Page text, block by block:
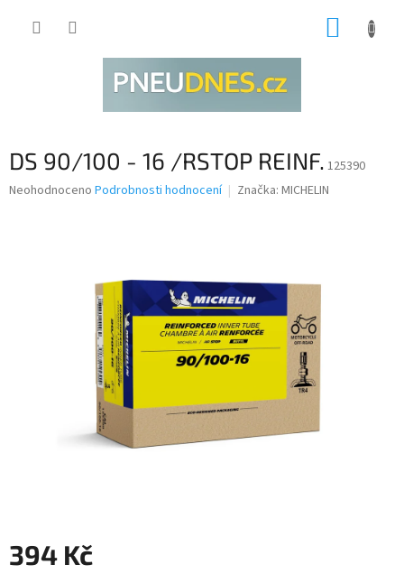
DS 90/100 - 16 /RSTOP REINF. 125390
Průměrné
Neohodnoceno Podrobnosti hodnocení Značka: MICHELIN
394 Kč